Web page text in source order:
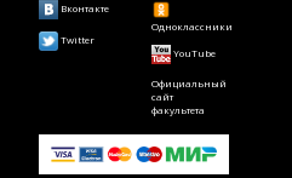
Вконтакте
Twitter
Одноклассники
YouTube
Официальный
сайт
факультета